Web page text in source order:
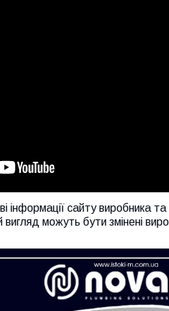
сайту виробника та
вигляд можуть бути змінені